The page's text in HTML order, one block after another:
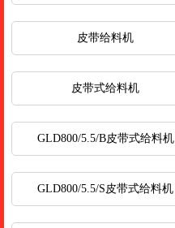
皮带给料机
皮带式给料机
GLD800/5.5/B皮带式给料机
GLD800/5.5/S皮带式给料机